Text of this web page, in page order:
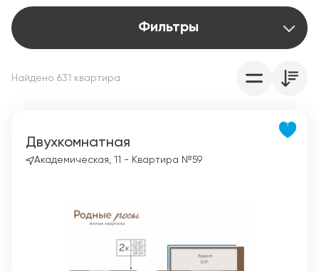
Фильтры
Найдено 631 квартира
Двухкомнатная
Академическая, 11 - Квартира №59